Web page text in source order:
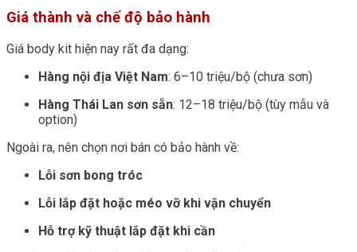
Giá thành và chế độ bảo hành
Giá body kit hiện nay rất đa dạng:
Hàng nội địa Việt Nam: 6–10 triệu/bộ (chưa sơn)
Hàng Thái Lan sơn sẵn: 12–18 triệu/bộ (tùy mẫu và
option)
Ngoài ra, nên chọn nơi bán có bảo hành về:
Lỗi sơn bong tróc
Lỗi lắp đặt hoặc méo vỡ khi vận chuyển
Hỗ trợ kỹ thuật lắp đặt khi cần